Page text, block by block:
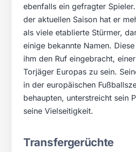
ebenfalls ein gefragter
der aktuellen Saison hat er
als viele etablierte Stürmer,
einige bekannte Namen.
ihm den Ruf eingebracht,
Torjäger Europas zu sein.
in der europäischen
behaupten, unterstreicht sein
seine Vielseitigkeit.
Transfergerüchte